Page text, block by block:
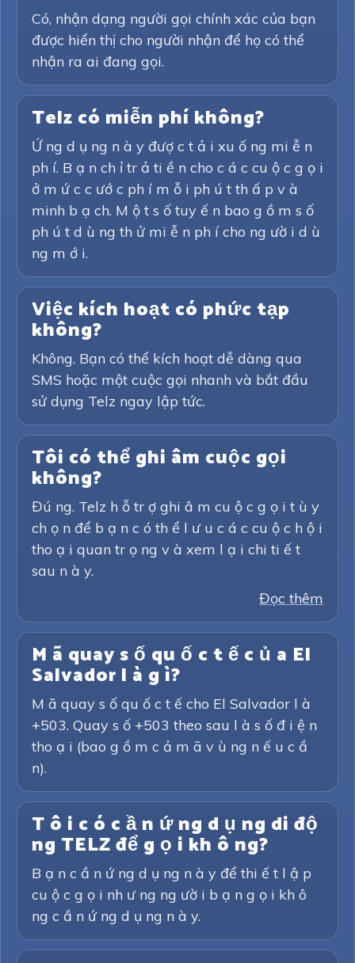
Có, nhận dạng người gọi chính xác của bạn
được hiển thị cho người nhận để họ có thể
nhận ra ai đang gọi.
Telz có miễn phí không?
Ứ ng d ụ ng n à y đượ c t ả i xu ố ng mi ễ n
ph í. B ạ n ch ỉ tr ả ti ề n cho c á c cu ộ c g ọ i
ở m ứ c c ướ c ph í m ỗ i ph ú t th ấ p v à
minh b ạ ch. M ộ t s ố tuy ế n bao g ồ m s ố
ph ú t d ù ng th ử mi ễ n ph í cho ng ườ i d ù
ng m ớ i.
Việc kích hoạt có phức tạp
không?
Không. Bạn có thể kích hoạt dễ dàng qua
SMS hoặc một cuộc gọi nhanh và bắt đầu
sử dụng Telz ngay lập tức.
Tôi có thể ghi âm cuộc gọi
không?
Đú ng. Telz h ỗ tr ợ ghi â m cu ộ c g ọ i t ù y
ch ọ n để b ạ n c ó th ể l ư u c á c cu ộ c h ộ i
tho ạ i quan tr ọ ng v à xem l ạ i chi ti ế t
sau n à y.
Đọc thêm
M ã quay s ố qu ố c t ế c ủ a El
Salvador l à g ì?
M ã quay s ố qu ố c t ế cho El Salvador l à
+503. Quay s ố +503 theo sau l à s ố đ i ệ n
tho ạ i (bao g ồ m c ả m ã v ù ng n ế u c ầ
n).
T ô i c ó c ầ n ứ ng d ụ ng di độ
ng TELZ để g ọ i kh ô ng?
B ạ n c ầ n ứ ng d ụ ng n à y để thi ế t l ậ p
cu ộ c g ọ i nh ư ng ng ườ i b ạ n g ọ i kh ô
ng c ầ n ứ ng d ụ ng n à y.